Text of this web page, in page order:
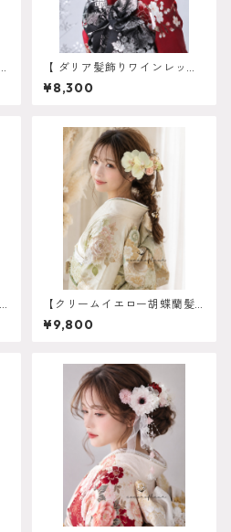
【 ダリア髪飾りワインレッド
】 成人式 卒業式 振袖 袴 結
婚式 オーダーメイド対応】成
¥8,300
【クリームイエロー胡蝶蘭髪
飾り 胡蝶蘭髪飾り 】ホワイト
ゴールド 成人式 卒業式 振袖
婚式 オーダーメイド対応 O-
¥9,800